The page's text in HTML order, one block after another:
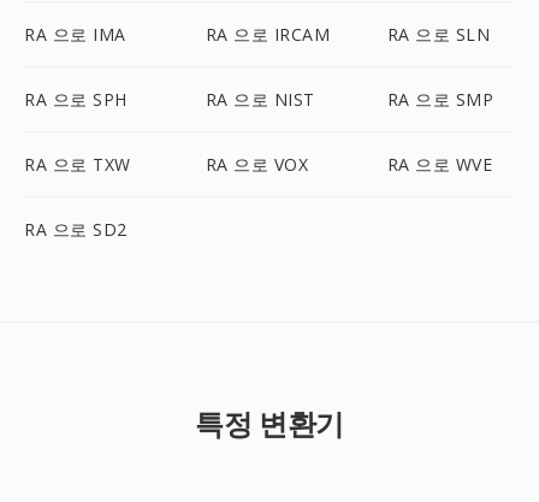
RA 으로 IMA RA 으로 IRCAM RA 으로 SLN
RA 으로 SPH RA 으로 NIST RA 으로 SMP
RA 으로 TXW RA 으로 VOX RA 으로 WVE
RA 으로 SD2
특정 변환기